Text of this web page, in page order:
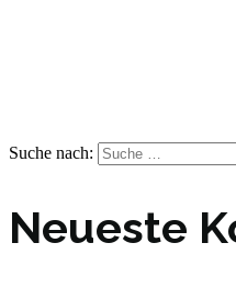
Suche nach:
Neueste